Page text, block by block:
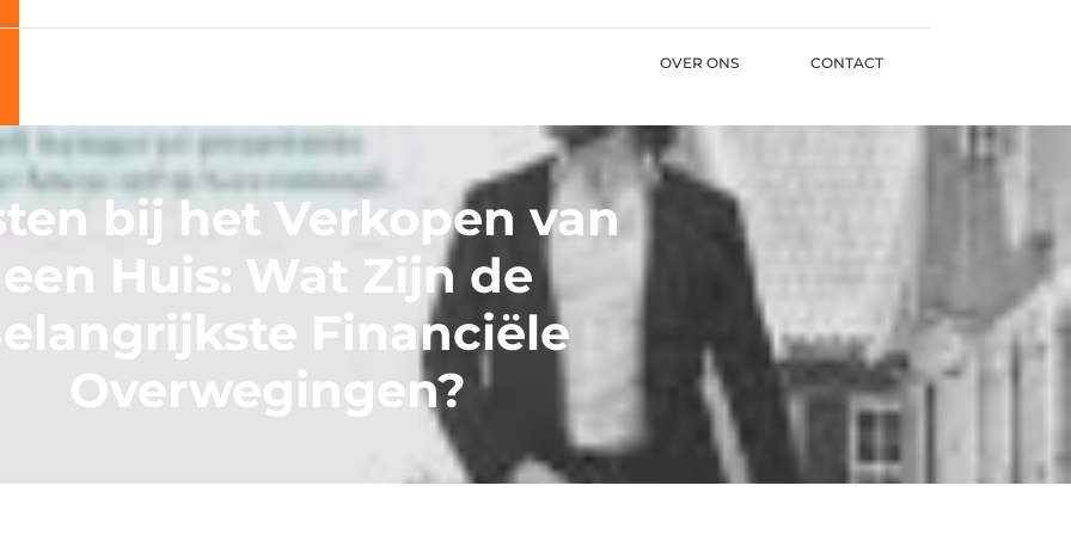
OVER ONS CONTACT
bij het Verkopen van
een Huis: Wat Zijn de
Financiële
Overwegingen?